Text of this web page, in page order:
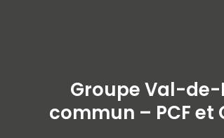
Groupe Val-de-
commun – PCF et